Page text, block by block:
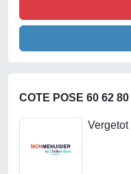
COTE POSE 60 62 80
Vergetot